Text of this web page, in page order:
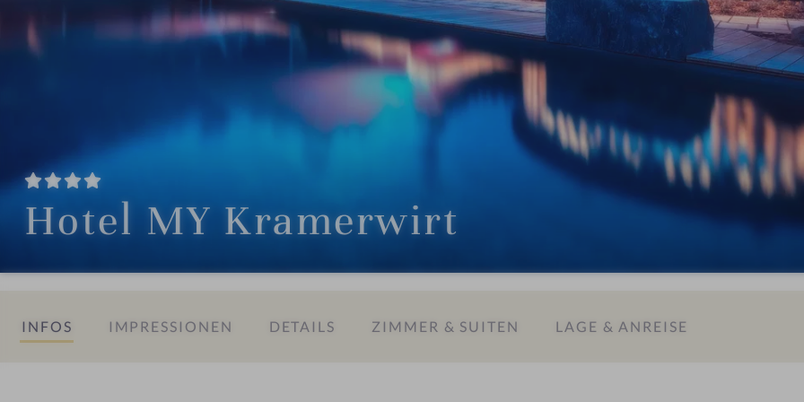
Hotel MY Kramerwirt
INFOS IMPRESSIONEN DETAILS ZIMMER & SUITEN LAGE & ANREISE